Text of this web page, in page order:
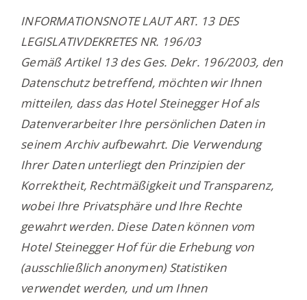
INFORMATIONSNOTE LAUT ART. 13 DES
LEGISLATIVDEKRETES NR. 196/03
Gemäß Artikel 13 des Ges. Dekr. 196/2003, den
Datenschutz betreffend, möchten wir Ihnen
mitteilen, dass das Hotel Steinegger Hof als
Datenverarbeiter Ihre persönlichen Daten in
seinem Archiv aufbewahrt. Die Verwendung
Ihrer Daten unterliegt den Prinzipien der
Korrektheit, Rechtmäßigkeit und Transparenz,
wobei Ihre Privatsphäre und Ihre Rechte
gewahrt werden. Diese Daten können vom
Hotel Steinegger Hof für die Erhebung von
(ausschließlich anonymen) Statistiken
verwendet werden, und um Ihnen